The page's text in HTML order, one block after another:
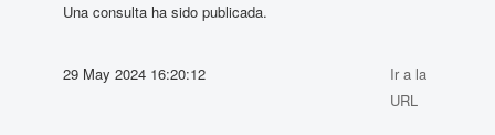
Una consulta ha sido publicada.
29 May 2024 16:20:12
Ir a la
URL